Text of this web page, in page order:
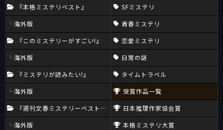
『本格ミステリベスト』
海外版
『このミステリーがすごい!』
海外版
『ミステリが読みたい!』
海外版
『週刊文春ミステリーベスト10』
海外版
SFミステリ
青春ミステリ
恋愛ミステリ
日常の謎
タイムトラベル
受賞作品一覧
日本推理作家協会賞
本格ミステリ大賞